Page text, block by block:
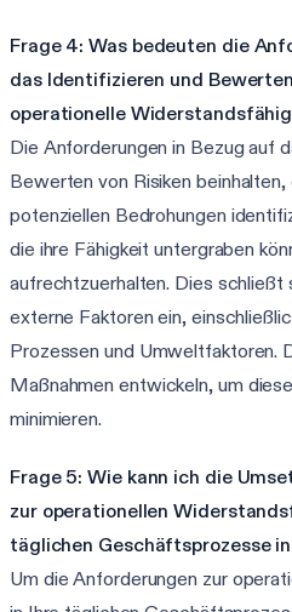
Frage 4: Was bedeuten die
das Identifizieren und
operationelle
Die Anforderungen in Bezug auf
Bewerten von Risiken beinhalten,
potenziellen Bedrohungen
die ihre Fähigkeit untergraben
aufrechtzuerhalten. Dies schließt
externe Faktoren ein,
Prozessen und Umweltfaktoren.
Maßnahmen entwickeln, um
minimieren.
Frage 5: Wie kann ich die
zur operationellen
täglichen Geschäftsprozesse
Um die Anforderungen zur